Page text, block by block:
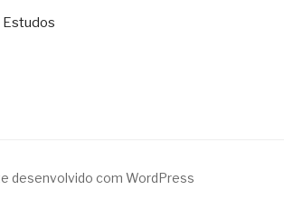
Estudos
desenvolvido com WordPress